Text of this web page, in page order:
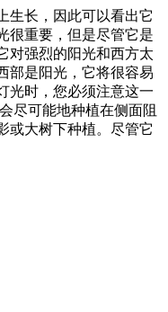
生长，因此可以看出它
很重要，但是尽管它是
对强烈的阳光和西方太
部是阳光，它将很容易
光时，您必须注意这一
尽可能地种植在侧面阻
或大树下种植。尽管它